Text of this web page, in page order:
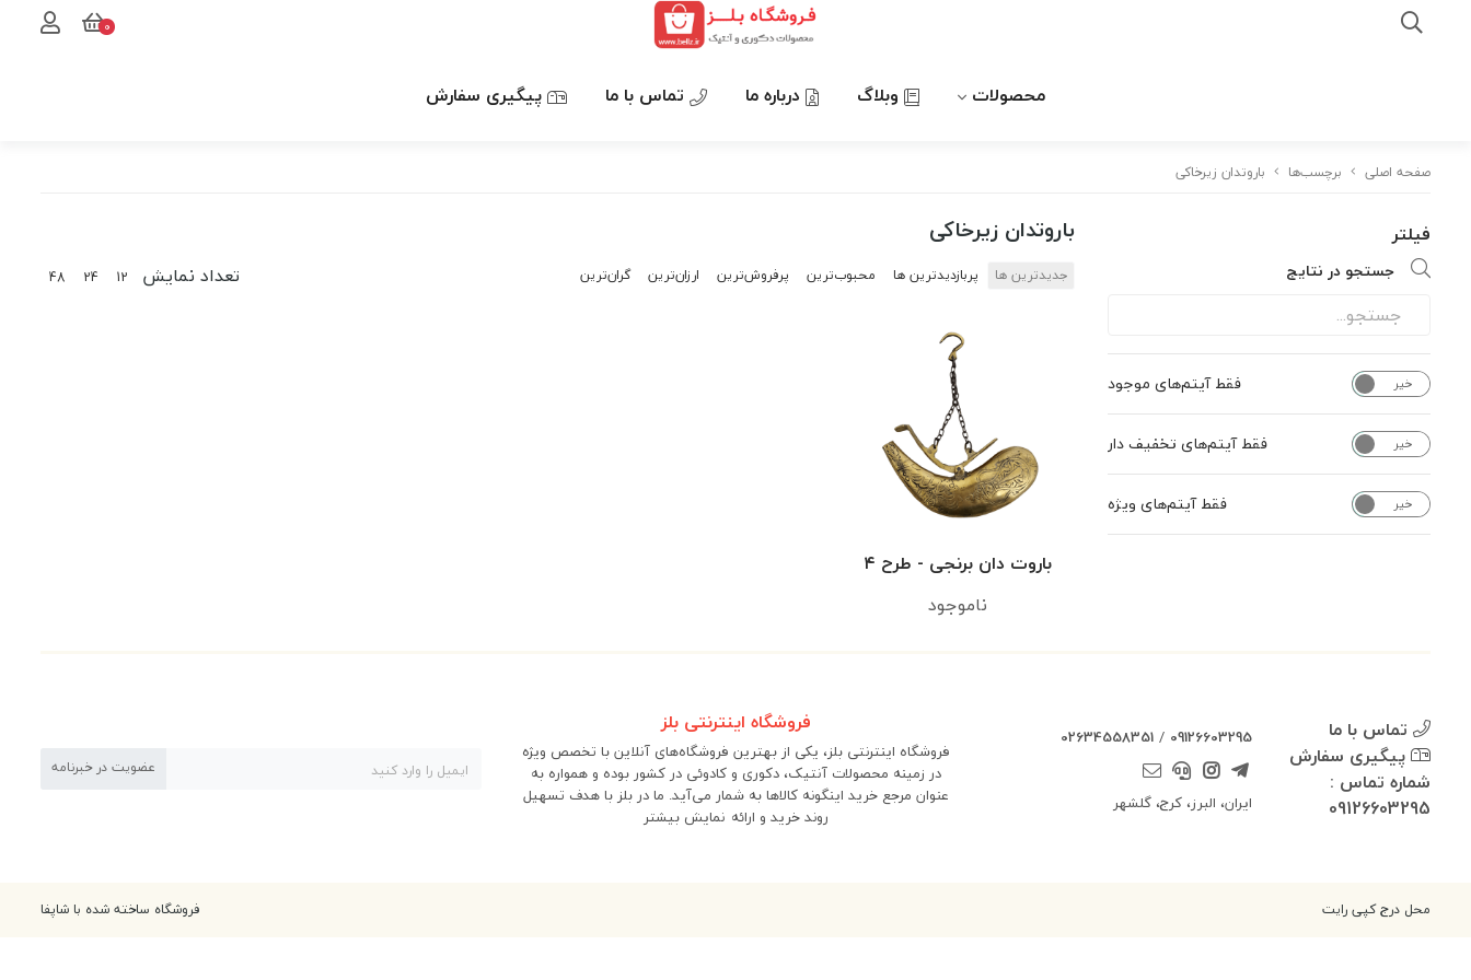
0
محصولات وبلاگ درباره ما تماس با ما پیگیری سفارش
صفحه اصلی برچسب‌ها باروتدان زیرخاکی
فیلتر
جستجو در نتایج
خیر فقط آیتم‌های موجود
خیر فقط آیتم‌های تخفیف دار
خیر فقط آیتم‌های ویژه
باروتدان زیرخاکی
جدیدترین ها پربازدیدترین ها محبوب‌‌ترین پرفروش‌ترین ارزان‌ترین گران‌ترین تعداد نمایش 12
24
48
باروت دان برنجی - طرح ۴
ناموجود
تماس با ما
پیگیری سفارش
شماره تماس :
09126603295
09126603295
/
02634558351
ایران، البرز، کرج، گلشهر
فروشگاه اینترنتی بلز
فروشگاه اینترنتی بلز، یکی از بهترین فروشگاه‌های آنلاین با تخصص ویژه
در زمینه محصولات آنتیک، دکوری و کادوئی در کشور بوده و همواره به
عنوان مرجع خرید اینگونه کالاها به شمار می‌آید. ما در بلز با هدف تسهیل
روند خرید و ارائه نمایش بیشتر
عضویت در خبرنامه
فروشگاه ساخته شده با شاپفا محل درج کپی رایت